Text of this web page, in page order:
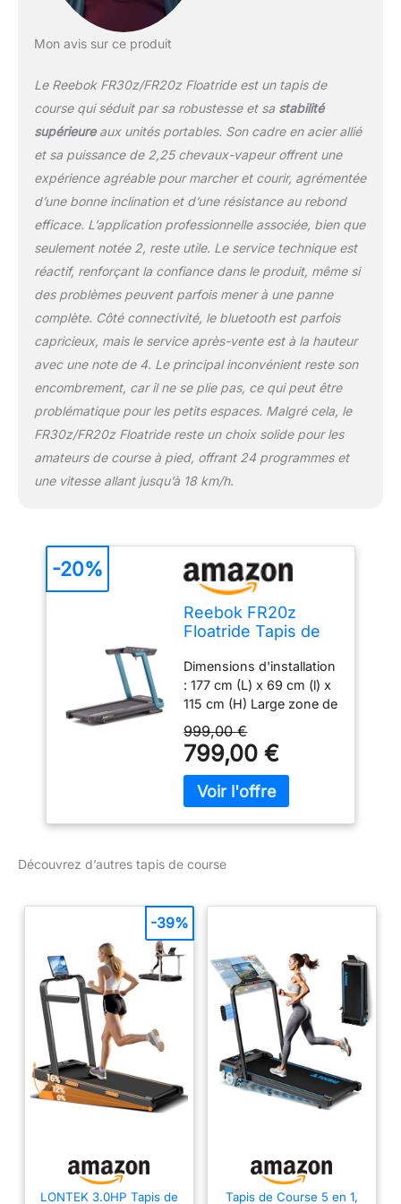
Mon avis sur ce produit
Le Reebok FR30z/FR20z Floatride est un tapis de
course qui séduit par sa robustesse et sa stabilité
supérieureaux unités portables. Son cadre en acier allié
et sa puissance de 2,25 chevaux-vapeur offrent une
expérience agréable pour marcher et courir, agrémentée
d’une bonne inclination et d’une résistance au rebond
efficace. L’application professionnelle associée, bien que
seulement notée 2, reste utile. Le service technique est
réactif, renforçant la confiance dans le produit, même si
des problèmes peuvent parfois mener à une panne
complète. Côté connectivité, le bluetooth est parfois
capricieux, mais le service après-vente est à la hauteur
avec une note de 4. Le principal inconvénient reste son
encombrement, car il ne se plie pas, ce qui peut être
problématique pour les petits espaces. Malgré cela, le
FR30z/FR20z Floatride reste un choix solide pour les
amateurs de course à pied, offrant 24 programmes et
une vitesse allant jusqu’à 18 km/h.
Reebok FR20z
Floatride Tapis de
Dimensions d'installation
: 177 cm (L) x 69 cm (l) x
115 cm (H) Large zone de
course : 140 cm (L) x 46
cm (l) vitesse maximale
de 18km/h Charge
maximale : 120 kg
Compatible avec Zwift et
999,00 €
799,00 €
-20%
Découvrez d’autres tapis de course
LONTEK 3.0HP Tapis de
-39%
Tapis de Course 5 en 1,